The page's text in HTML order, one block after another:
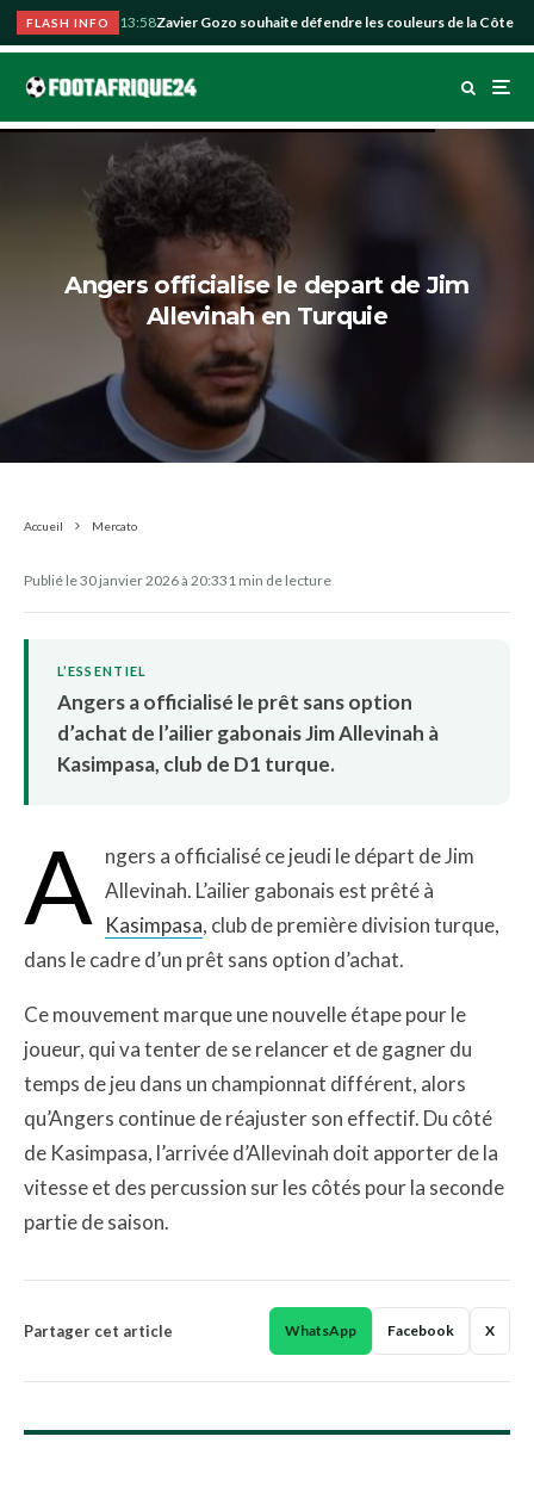
FLASH INFO 13:58Zavier Gozo souhaite défendre les couleurs de la Côte
Angers officialise le depart de Jim
Allevinah en Turquie
Accueil Mercato
Publié le 30 janvier 2026 à 20:331 min de lecture
L’ESSENTIEL
Angers a officialisé le prêt sans option
d’achat de l’ailier gabonais Jim Allevinah à
Kasimpasa, club de D1 turque.
A ngers a officialisé ce jeudi le départ de Jim
Allevinah. L’ailier gabonais est prêté à
Kasimpasa, club de première division turque,
dans le cadre d’un prêt sans option d’achat.
Ce mouvement marque une nouvelle étape pour le
joueur, qui va tenter de se relancer et de gagner du
temps de jeu dans un championnat différent, alors
qu’Angers continue de réajuster son effectif. Du côté
de Kasimpasa, l’arrivée d’Allevinah doit apporter de la
vitesse et des percussion sur les côtés pour la seconde
partie de saison.
Partager cet article WhatsApp Facebook X